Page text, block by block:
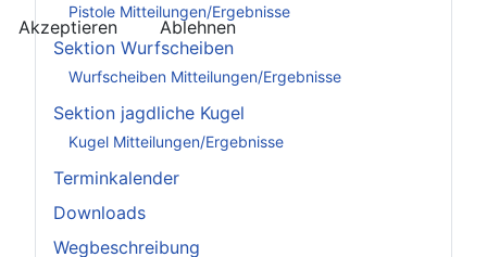
Pistole Mitteilungen/Ergebnisse
Sektion Wurfscheiben
Wurfscheiben Mitteilungen/Ergebnisse
Sektion jagdliche Kugel
Kugel Mitteilungen/Ergebnisse
Terminkalender
Downloads
Wegbeschreibung
Akzeptieren Ablehnen